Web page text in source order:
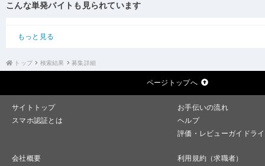
こんな単発バイトも見られています
もっと見る
トップ 検索結果 募集詳細
ページトップへ
サイトトップ
お手伝いの流れ
スマホ認証とは
ヘルプ
評価・レビューガイドラ
会社概要
利用規約（求職者）